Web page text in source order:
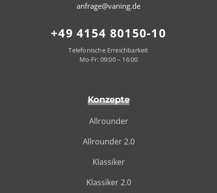
anfrage@vaning.de
+49 4154 80150-10
Telefonische Erreichbarkeit
Mo-Fr: 09:00 – 16:00
Konzepte
Allrounder
Allrounder 2.0
Klassiker
Klassiker 2.0